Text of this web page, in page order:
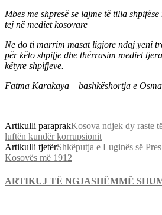
Mbes me shpresë se lajme të tilla
tej në mediet kosovare
Ne do ti marrim masat ligjore ndaj yeni
për këto shpifje dhe thërrasim mediet
këtyre shpifjeve.
Fatma Karakaya – bashkëshortja e
Artikulli paraprakKosova ndjek dy raste
luftën kundër korrupsionit
Artikulli tjetërShkëputja e Luginës së
Kosovës më 1912
ARTIKUJ TË NGJASHËMMË